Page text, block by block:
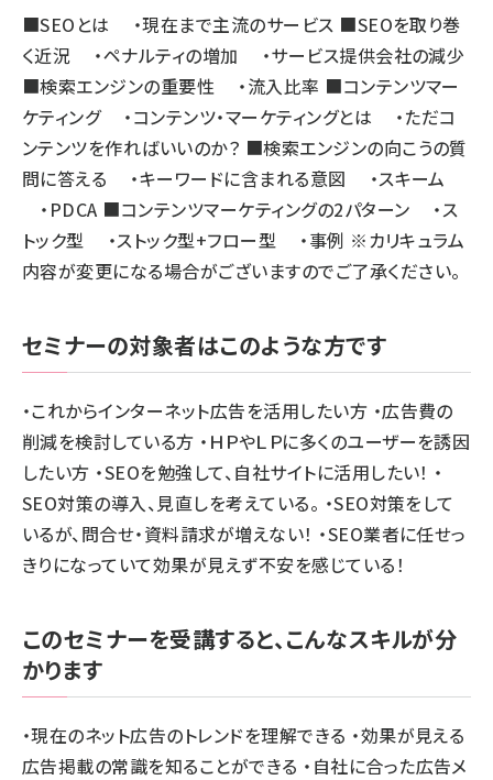
■SEOとは ・現在まで主流のサービス ■SEOを取り巻
く近況 ・ペナルティの増加 ・サービス提供会社の減少
■検索エンジンの重要性 ・流入比率 ■コンテンツマー
ケティング ・コンテンツ・マーケティングとは ・ただコ
ンテンツを作ればいいのか？ ■検索エンジンの向こうの質
問に答える ・キーワードに含まれる意図 ・スキーム
・PDCA ■コンテンツマーケティングの2パターン ・ス
トック型 ・ストック型+フロー型 ・事例 ※カリキュラム
内容が変更になる場合がございますのでご了承ください。
セミナーの対象者はこのような方です
・これからインターネット広告を活用したい方 ・広告費の
削減を検討している方 ・ＨＰやＬＰに多くのユーザーを誘因
したい方 ・SEOを勉強して、自社サイトに活用したい！ ・
SEO対策の導入、見直しを考えている。 ・SEO対策をして
いるが、問合せ・資料請求が増えない！ ・SEO業者に任せっ
きりになっていて効果が見えず不安を感じている！
このセミナーを受講すると、こんなスキルが分
かります
・現在のネット広告のトレンドを理解できる ・効果が見える
広告掲載の常識を知ることができる ・自社に合った広告メ